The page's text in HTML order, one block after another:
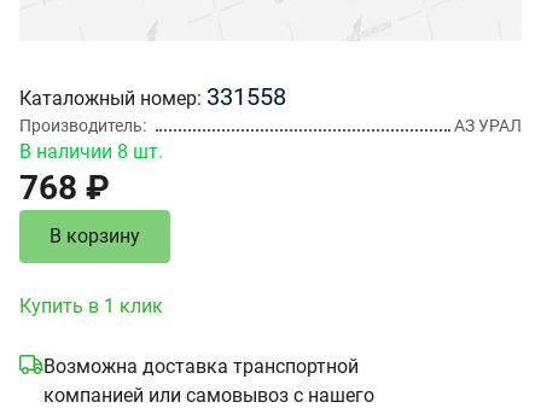
Каталожный номер 331558
Производитель АЗ УРАЛ
В наличии 8 шт.
768 ₽
В корзину
Купить в 1 клик
Возможна доставка транспортной
компанией или самовывоз с нашего